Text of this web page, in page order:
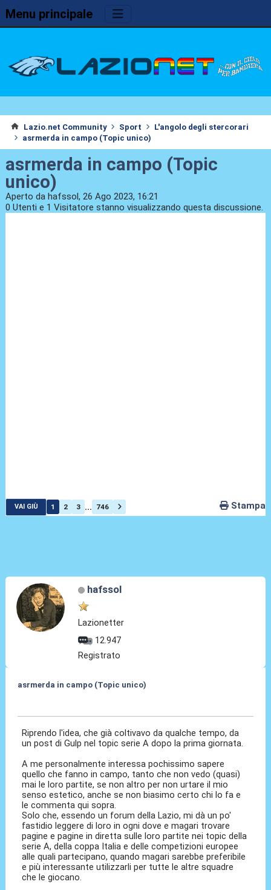
Menu principale
Lazio.net Community Sport
L'angolo degli stercorari
asrmerda in campo (Topic unico)
asrmerda in campo (Topic
unico)
Aperto da hafssol, 26 Ago 2023, 16:21
0 Utenti e 1 Visitatore stanno visualizzando questa discussione.
VAI GIÙ 1 2 3 ... 746 Stampa
hafssol
Lazionetter
12.947
Registrato
asrmerda in campo (Topic unico)
Riprendo l'idea, che già coltivavo da qualche tempo, da
un post di Gulp nel topic serie A dopo la prima giornata.
A me personalmente interessa pochissimo sapere
quello che fanno in campo, tanto che non vedo (quasi)
mai le loro partite, se non altro per non urtare il mio
senso estetico, anche se non biasimo certo chi lo fa e
le commenta qui sopra.
Solo che, essendo un forum della Lazio, mi dà un po'
fastidio leggere di loro in ogni dove e magari trovare
pagine e pagine in diretta sulle loro partite nei topic della
serie A, della coppa Italia e delle competizioni europee
alle quali partecipano, quando magari sarebbe preferibile
e più interessante utilizzarli per tutte le altre squadre
che le giocano.